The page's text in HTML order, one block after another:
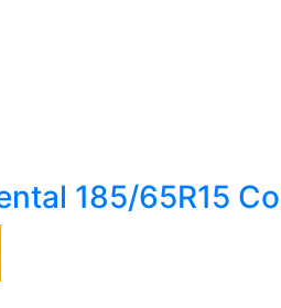
185/65R15